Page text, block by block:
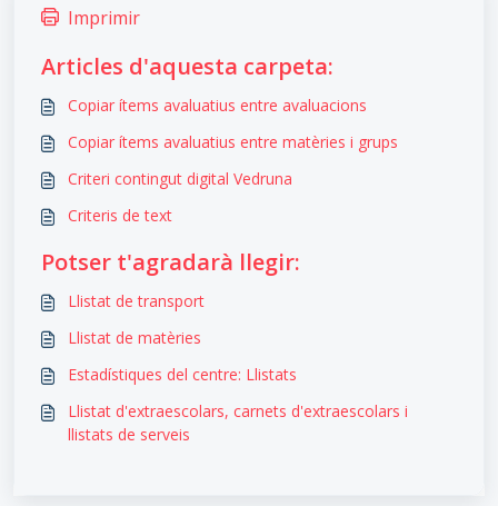
Imprimir
Articles d'aquesta carpeta:
Copiar ítems avaluatius entre avaluacions
Copiar ítems avaluatius entre matèries i grups
Criteri contingut digital Vedruna
Criteris de text
Potser t'agradarà llegir:
Llistat de transport
Llistat de matèries
Estadístiques del centre: Llistats
Llistat d'extraescolars, carnets d'extraescolars i
llistats de serveis